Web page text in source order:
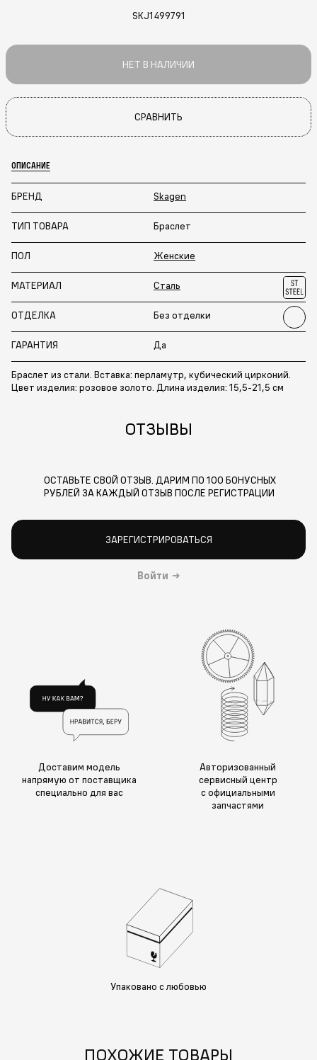
SKJ1499791
НЕТ В НАЛИЧИИ
СРАВНИТЬ
ОПИСАНИЕ
БРЕНД Skagen
ТИП ТОВАРА Браслет
ПОЛ Женские
МАТЕРИАЛ Сталь
ОТДЕЛКА Без отделки
ГАРАНТИЯ Да
Браслет из стали. Вставка: перламутр, кубический цирконий.
Цвет изделия: розовое золото. Длина изделия: 15,5-21,5 см
ОТЗЫВЫ
ОСТАВЬТЕ СВОЙ ОТЗЫВ. ДАРИМ ПО 100 БОНУСНЫХ
РУБЛЕЙ ЗА КАЖДЫЙ ОТЗЫВ ПОСЛЕ РЕГИСТРАЦИИ
ЗАРЕГИСТРИРОВАТЬСЯ
Войти →
Доставим модель
напрямую от поставщика
специально для вас
Авторизованный
сервисный центр
с официальными
запчастями
Упаковано с любовью
ПОХОЖИЕ ТОВАРЫ